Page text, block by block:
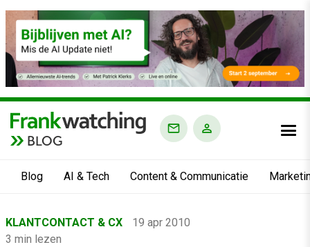
BLOG
Blog AI & Tech Content & Communicatie
›KLANTCONTACT & CX
19 apr 2010
3 min lezen